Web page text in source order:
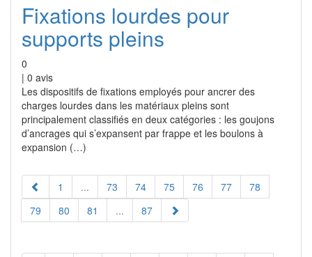
Fixations lourdes pour
supports pleins
0
| 0 avis
Les dispositifs de fixations employés pour ancrer des
charges lourdes dans les matériaux pleins sont
principalement classifiés en deux catégories : les goujons
d’ancrages qui s’expansent par frappe et les boulons à
expansion (…)
1 ... 73 74 75 76 77
78
79
80 81 ... 87